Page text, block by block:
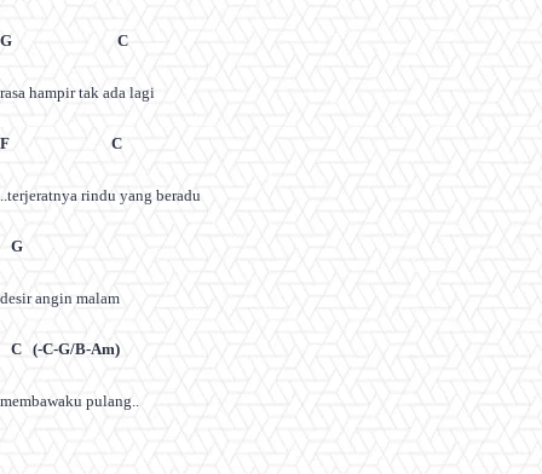
G C
rasa hampir tak ada lagi
F C
..terjeratnya rindu yang beradu
G
desir angin malam
C (-C-G/B-Am)
membawaku pulang..